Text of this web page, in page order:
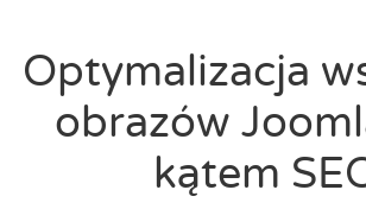
Optymalizacja
obrazów
kątem